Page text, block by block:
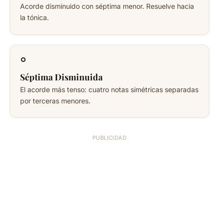
Acorde disminuido con séptima menor. Resuelve hacia
la tónica.
°
Séptima Disminuida
El acorde más tenso: cuatro notas simétricas separadas
por terceras menores.